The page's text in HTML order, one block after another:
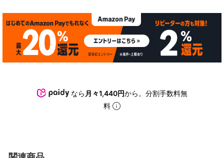
なら 月々1,440円から。分割手数料無
料